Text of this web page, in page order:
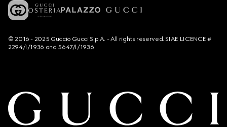
© 2016 - 2025 Guccio Gucci S.p.A. - All rights reserved. SIAE LICENCE #
2294/I/1936 and 5647/I/1936